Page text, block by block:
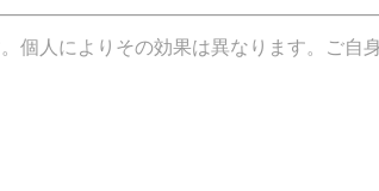
人によりその効果は異なります。ご自